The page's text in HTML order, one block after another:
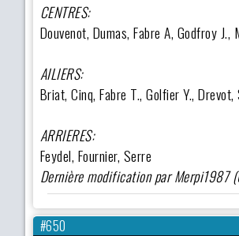
CENTRES:
Douvenot, Dumas, Fabre A, Godfroy J.,
AILIERS:
Briat, Cinq, Fabre T., Golfier Y.,
ARRIERES:
Feydel, Fournier, Serre
Dernière modification par
#650